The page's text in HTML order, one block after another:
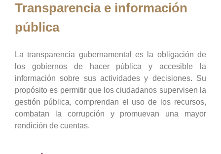
Transparencia e información
pública
La transparencia gubernamental es la obligación de
los gobiernos de hacer pública y accesible la
información sobre sus actividades y decisiones. Su
propósito es permitir que los ciudadanos supervisen la
gestión pública, comprendan el uso de los recursos,
combatan la corrupción y promuevan una mayor
rendición de cuentas.